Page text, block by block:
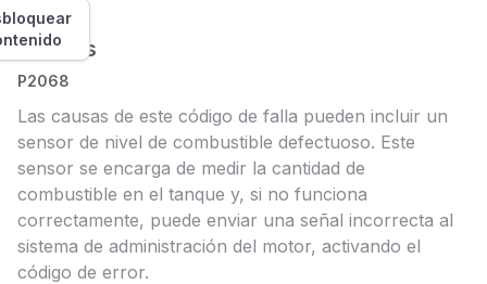
Causas
P2068
Las causas de este código de falla pueden incluir un
sensor de nivel de combustible defectuoso. Este
sensor se encarga de medir la cantidad de
combustible en el tanque y, si no funciona
correctamente, puede enviar una señal incorrecta al
sistema de administración del motor, activando el
código de error.